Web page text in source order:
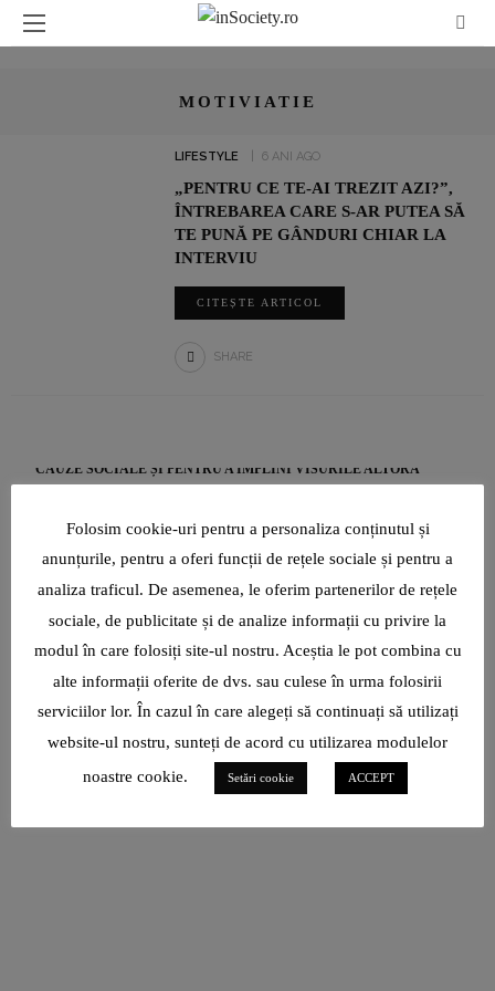
MOTIVIATIE
LIFESTYLE 6 ANI AGO
„PENTRU CE TE-AI TREZIT AZI?”,
ÎNTREBAREA CARE S-AR PUTEA SĂ
TE PUNĂ PE GÂNDURI CHIAR LA
INTERVIU
CITEȘTE ARTICOL
SHARE
CAUZE SOCIALE ȘI PENTRU A ÎMPLINI VISURILE ALTORA
Folosim cookie-uri pentru a personaliza conținutul și
anunțurile, pentru a oferi funcții de rețele sociale și pentru a
analiza traficul. De asemenea, le oferim partenerilor de rețele
sociale, de publicitate și de analize informații cu privire la
modul în care folosiți site-ul nostru. Aceștia le pot combina cu
alte informații oferite de dvs. sau culese în urma folosirii
serviciilor lor. În cazul în care alegeți să continuați să utilizați
website-ul nostru, sunteți de acord cu utilizarea modulelor
noastre cookie.
Setări cookie ACCEPT